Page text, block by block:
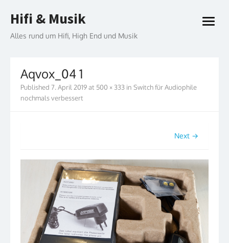
to
Hifi & Musik
Alles rund um Hifi, High End und Musik
open
Aqvox_04 1
Published 7. April 2019at 500 × 333 in Switch für Audiophile
nochmals verbessert
Next →